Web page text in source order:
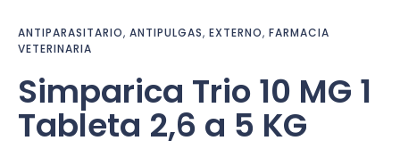
ANTIPARASITARIO, ANTIPULGAS, EXTERNO, FARMACIA
VETERINARIA
Simparica Trio 10 MG 1
Tableta 2,6 a 5 KG